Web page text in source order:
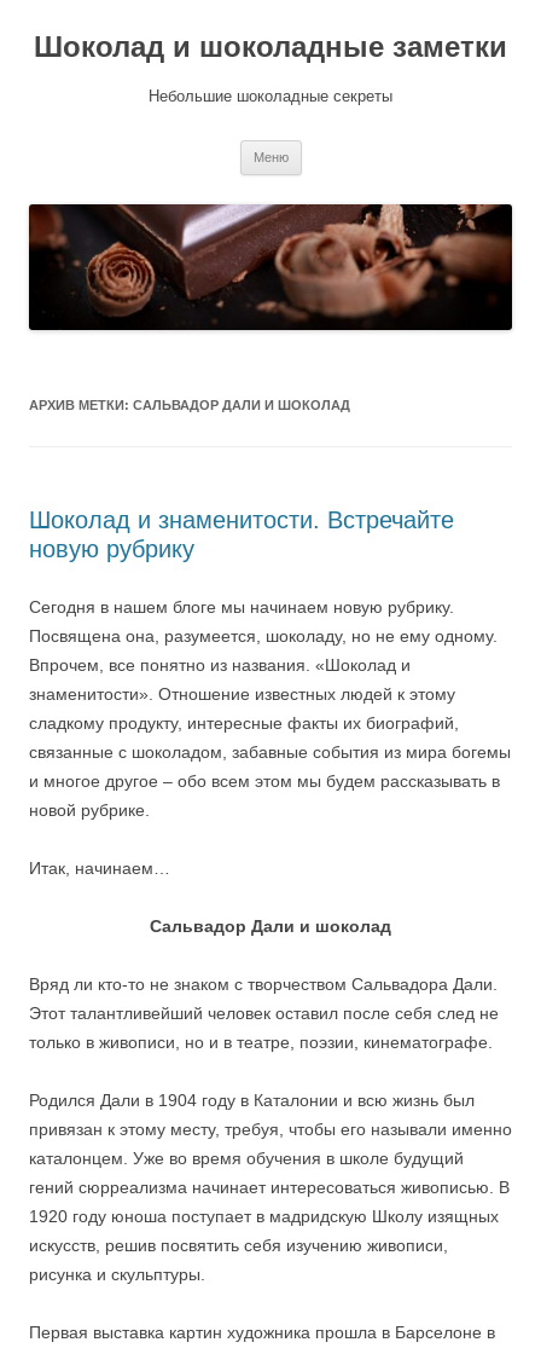
Шоколад и шоколадные заметки
Небольшие шоколадные секреты
Меню
АРХИВ МЕТКИ: САЛЬВАДОР ДАЛИ И ШОКОЛАД
Шоколад и знаменитости. Встречайте
новую рубрику
Сегодня в нашем блоге мы начинаем новую рубрику.
Посвящена она, разумеется, шоколаду, но не ему одному.
Впрочем, все понятно из названия. «Шоколад и
знаменитости». Отношение известных людей к этому
сладкому продукту, интересные факты их биографий,
связанные с шоколадом, забавные события из мира богемы
и многое другое – обо всем этом мы будем рассказывать в
новой рубрике.
Итак, начинаем…
Сальвадор Дали и шоколад
Вряд ли кто-то не знаком с творчеством Сальвадора Дали.
Этот талантливейший человек оставил после себя след не
только в живописи, но и в театре, поэзии, кинематографе.
Родился Дали в 1904 году в Каталонии и всю жизнь был
привязан к этому месту, требуя, чтобы его называли именно
каталонцем. Уже во время обучения в школе будущий
гений сюрреализма начинает интересоваться живописью. В
1920 году юноша поступает в мадридскую Школу изящных
искусств, решив посвятить себя изучению живописи,
рисунка и скульптуры.
Первая выставка картин художника прошла в Барселоне в